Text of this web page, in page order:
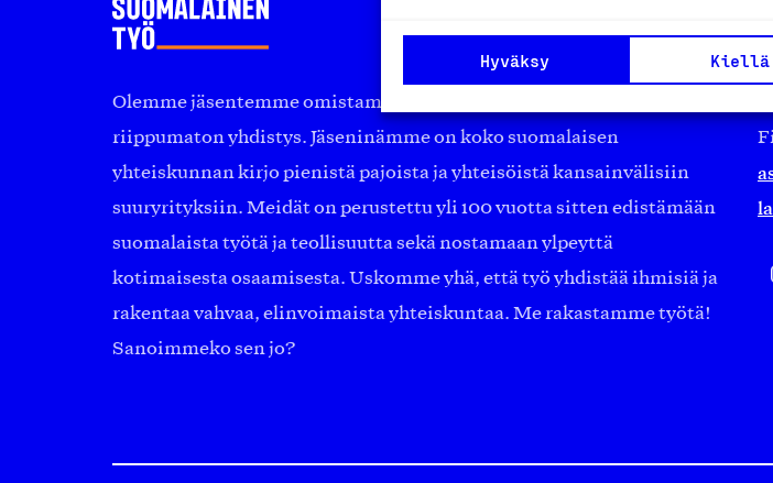
Hyväksy Kiellä
Olemme jäsentemme omistama puolueeton, työmarkkinajärjestöistä
riippumaton yhdistys. Jäseninämme on koko suomalaisen
yhteiskunnan kirjo pienistä pajoista ja yhteisöistä kansainvälisiin
suuryrityksiin. Meidät on perustettu yli 100 vuotta sitten edistämään
suomalaista työtä ja teollisuutta sekä nostamaan ylpeyttä
kotimaisesta osaamisesta. Uskomme yhä, että työ yhdistää ihmisiä ja
rakentaa vahvaa, elinvoimaista yhteiskuntaa. Me rakastamme työtä!
Sanoimmeko sen jo?